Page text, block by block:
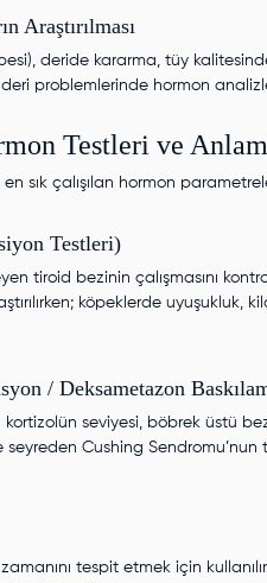
Araştırılması
deride kararma, tüy
problemlerinde hormon
Testleri ve
sık çalışılan hormon
Testleri)
tiroid bezinin çalışmasını
köpeklerde
/ Deksametazon
seviyesi, böbrek üstü
seyreden Cushing
tespit etmek için